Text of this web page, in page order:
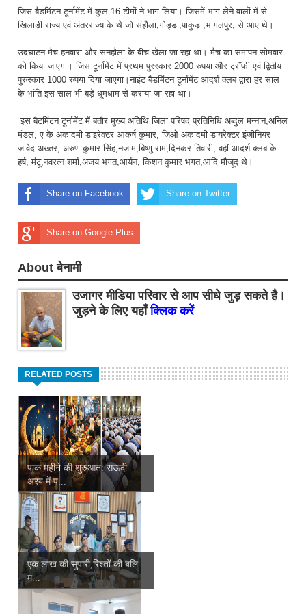
जिस बैडमिंटन टूर्नामेंट में कुल 16 टीमों ने भाग लिया। जिसमें भाग लेने वालों में से
खिलाड़ी राज्य एवं अंतरराज्य के थे जो संहौला,गोड्डा,पाकुड़ ,भागलपुर, से आए थे।
उदघाटन मैच हनवारा और सनहौला के बीच खेला जा रहा था। मैच का समापन सोमवार
को किया जाएगा। जिस टूर्नामेंट में प्रथम पुरस्कार 2000 रुपया और ट्रॉफी एवं द्वितीय
पुरुस्कार 1000 रुपया दिया जाएगा।नाईट बैडमिंटन टूर्नामेंट आदर्श क्लब द्वारा हर साल
के भांति इस साल भी बड़े धूमधाम से कराया जा रहा था।
इस बैटमिंटन टूर्नामेंट में बतौर मुख्य अतिथि जिला परिषद प्रतिनिधि अब्दुल मन्नान,अनिल
मंडल, ए के अकादमी डाइरेक्टर आकर्ष कुमार, जिओ अकादमी डायरेक्टर इंजीनियर
जावेद अख्तर, अरुण कुमार सिंह,नजाम,बिष्णु राम,दिनकर तिवारी, वहीं आदर्श क्लब के
हर्ष, मंटू,नवरत्न शर्मा,अजय भगत,आर्यन, किशन कुमार भगत,आदि मौजूद थे।
Share on Facebook Share on Twitter
Share on Google Plus
About बेनामी
उजागर मीडिया परिवार से आप सीधे जुड़ सकते है।
जुड़ने के लिए यहाँक्लिक करें
RELATED POSTS
पाक महीने की शुरुआत: सऊदी
अरब में प...
एक लाख की सुपारी,रिश्तों की बलि:
म...